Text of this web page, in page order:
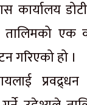
कार्यालय
एक
गरिएको हो ।